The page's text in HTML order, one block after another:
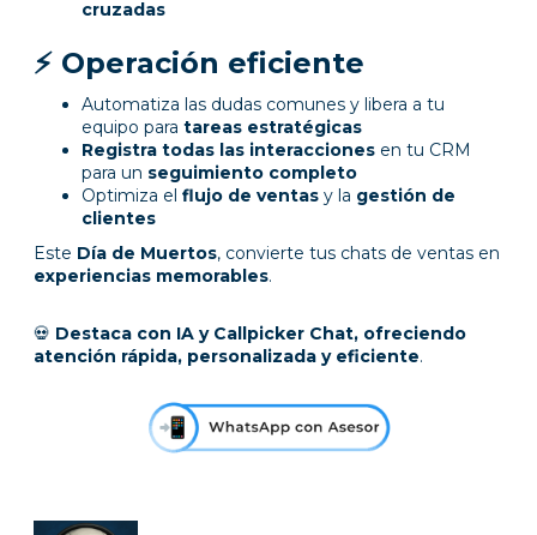
cruzadas
⚡ Operación eficiente
Automatiza las dudas comunes y libera a tu
equipo para tareas estratégicas
Registra todas las interacciones en tu CRM
para un seguimiento completo
Optimiza el flujo de ventas y la gestión de
clientes
Este Día de Muertos, convierte tus chats de ventas en
experiencias memorables.
💀 Destaca con IA y Callpicker Chat, ofreciendo
atención rápida, personalizada y eficiente.